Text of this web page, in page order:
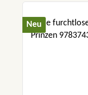
Neu